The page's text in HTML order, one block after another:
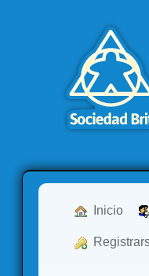
Inicio